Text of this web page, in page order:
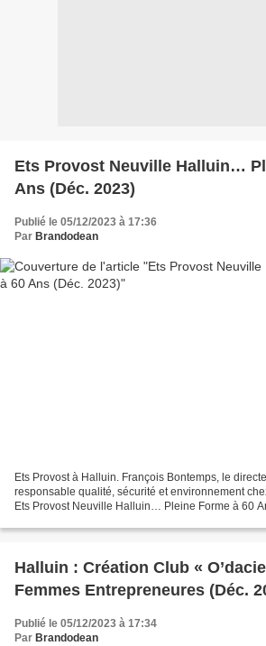
Ets Provost Neuville Halluin…
Ans (Déc. 2023)
Publié le 05/12/2023 à 17:36
Par Brandodean
Ets Provost à Halluin. François Bontemps, le
responsable qualité, sécurité et environnement
Ets Provost Neuville Halluin… Pleine Forme à 60
Halluin : Création Club «
Femmes Entrepreneures (Déc.
Publié le 05/12/2023 à 17:34
Par Brandodean